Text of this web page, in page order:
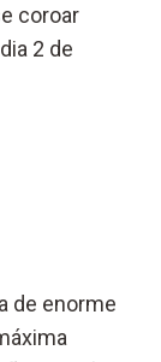
coroar
2 de
de enorme